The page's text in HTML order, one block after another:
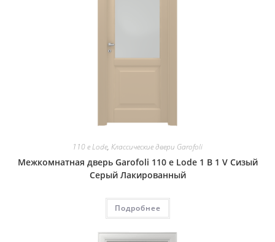
110 e Lode, Классические двери Garofoli
Межкомнатная дверь Garofoli 110 e Lode 1 B 1 V Сизый
Серый Лакированный
Подробнее